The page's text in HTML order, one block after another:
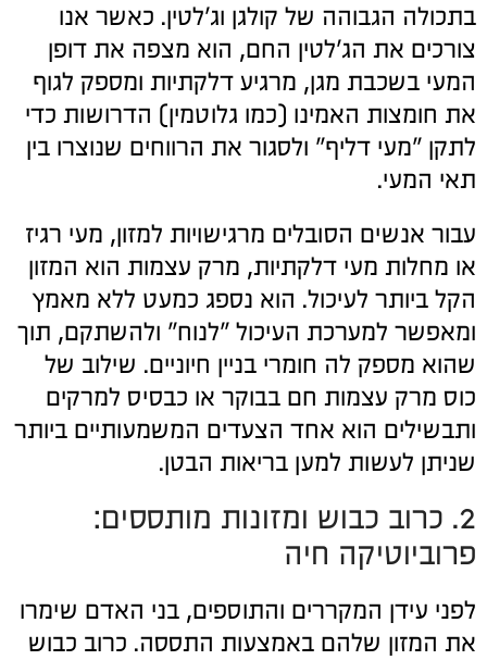
בתכולה הגבוהה של קולגן וג'לטין. כאשר אנו
צורכים את הג'לטין החם, הוא מצפה את דופן
המעי בשכבת מגן, מרגיע דלקתיות ומספק לגוף
את חומצות האמינו (כמו גלוטמין) הדרושות כדי
לתקן "מעי דליף" ולסגור את הרווחים שנוצרו בין
תאי המעי.
עבור אנשים הסובלים מרגישויות למזון, מעי רגיז
או מחלות מעי דלקתיות, מרק עצמות הוא המזון
הקל ביותר לעיכול. הוא נספג כמעט ללא מאמץ
ומאפשר למערכת העיכול "לנוח" ולהשתקם, תוך
שהוא מספק לה חומרי בניין חיוניים. שילוב של
כוס מרק עצמות חם בבוקר או כבסיס למרקים
ותבשילים הוא אחד הצעדים המשמעותיים ביותר
שניתן לעשות למען בריאות הבטן.
2. כרוב כבוש ומזונות מותססים:
פרוביוטיקה חיה
לפני עידן המקררים והתוספים, בני האדם שימרו
את המזון שלהם באמצעות התססה. כרוב כבוש